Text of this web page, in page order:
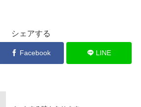
シェアする
Facebook LINE